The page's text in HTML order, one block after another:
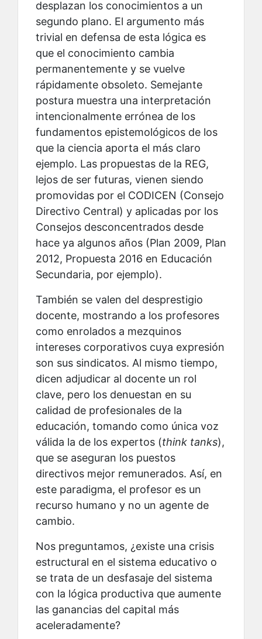
desplazan los conocimientos a un
segundo plano. El argumento más
trivial en defensa de esta lógica es
que el conocimiento cambia
permanentemente y se vuelve
rápidamente obsoleto. Semejante
postura muestra una interpretación
intencionalmente errónea de los
fundamentos epistemológicos de los
que la ciencia aporta el más claro
ejemplo. Las propuestas de la REG,
lejos de ser futuras, vienen siendo
promovidas por el CODICEN (Consejo
Directivo Central) y aplicadas por los
Consejos desconcentrados desde
hace ya algunos años (Plan 2009, Plan
2012, Propuesta 2016 en Educación
Secundaria, por ejemplo).
También se valen del desprestigio
docente, mostrando a los profesores
como enrolados a mezquinos
intereses corporativos cuya expresión
son sus sindicatos. Al mismo tiempo,
dicen adjudicar al docente un rol
clave, pero los denuestan en su
calidad de profesionales de la
educación, tomando como única voz
válida la de los expertos (think tanks),
que se aseguran los puestos
directivos mejor remunerados. Así, en
este paradigma, el profesor es un
recurso humano y no un agente de
cambio.
Nos preguntamos, ¿existe una crisis
estructural en el sistema educativo o
se trata de un desfasaje del sistema
con la lógica productiva que aumente
las ganancias del capital más
aceleradamente?